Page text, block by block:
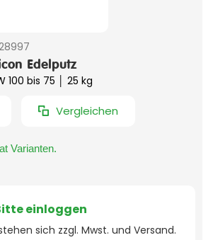
Edelputz
100 bis 75 │ 25 kg
Vergleichen
Varianten.
einloggen
sich zzgl. Mwst. und Versand.